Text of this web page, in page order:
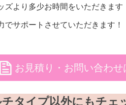
より多少お時間をいただきます
でサポートさせていただきます！
file お見積り・お問い合わせ
タイプ以外にもチェ